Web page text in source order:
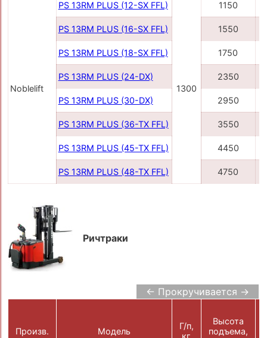
Noblelift
PS 13RM PLUS (12-SX FFL)
1300
1150
PS 13RM PLUS (16-SX FFL) 1550
PS 13RM PLUS (18-SX FFL) 1750
PS 13RM PLUS (24-DX) 2350
PS 13RM PLUS (30-DX) 2950
PS 13RM PLUS (36-TX FFL) 3550
PS 13RM PLUS (45-TX FFL) 4450
PS 13RM PLUS (48-TX FFL) 4750
Ричтраки
← Прокручивается →
Произв. Модель
Г/п,
кг
Высота
подъема,